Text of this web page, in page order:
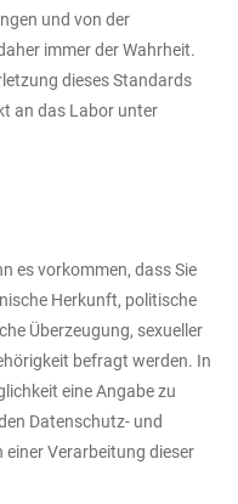
und von der
immer der Wahrheit.
dieses Standards
an das Labor unter
es vorkommen, dass Sie
Herkunft, politische
Überzeugung, sexueller
befragt werden. In
eine Angabe zu
Datenschutz- und
Verarbeitung dieser